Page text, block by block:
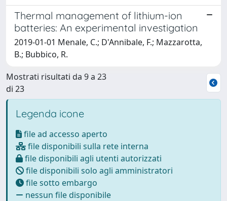
Thermal management of lithium-ion
batteries: An experimental investigation
2019-01-01 Menale, C.; D'Annibale, F.; Mazzarotta,
B.; Bubbico, R.
Mostrati risultati da 9 a 23
di 23
Legenda icone
file ad accesso aperto
file disponibili sulla rete interna
file disponibili agli utenti autorizzati
file disponibili solo agli amministratori
file sotto embargo
nessun file disponibile